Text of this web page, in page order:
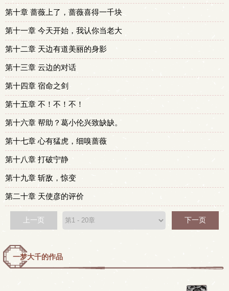
第十章 蔷薇上了，蔷薇喜得一千块
第十一章 今天开始，我认你当老大
第十二章 天边有道美丽的身影
第十三章 云边的对话
第十四章 宿命之剑
第十五章 不！不！不！
第十六章 帮助？葛小伦兴致缺缺。
第十七章 心有猛虎，细嗅蔷薇
第十八章 打破宁静
第十九章 斩敌，惊变
第二十章 天使彦的评价
上一页 下一页
一梦大千的作品